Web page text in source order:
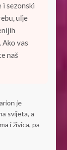
i sezonski
ulje
vas
naš
je
svijeta, a
i živica, pa